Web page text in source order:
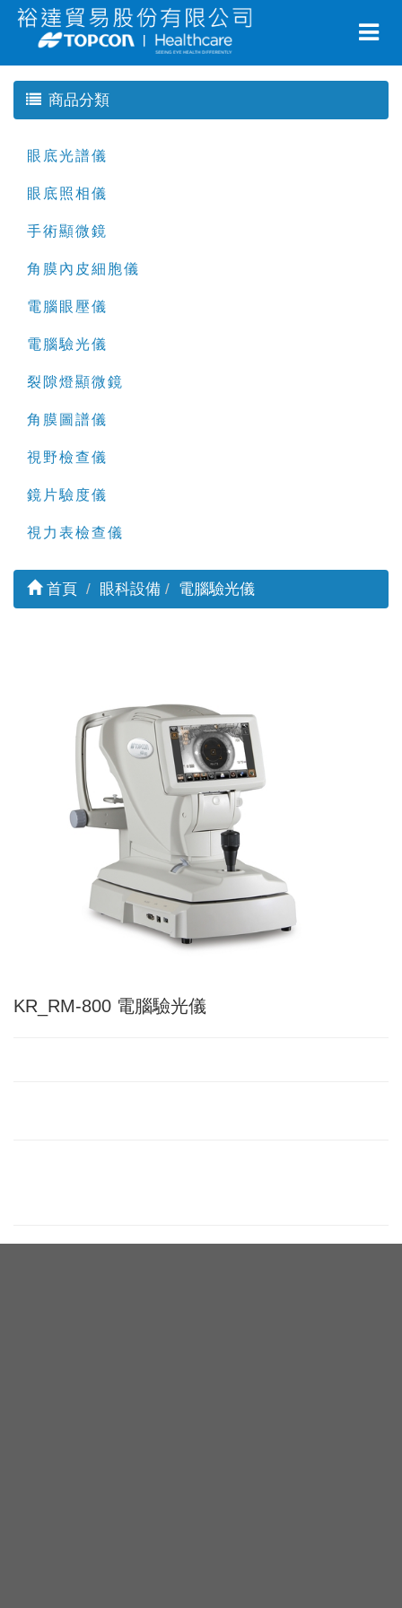
商品分類
眼底光譜儀
眼底照相儀
手術顯微鏡
角膜內皮細胞儀
電腦眼壓儀
電腦驗光儀
裂隙燈顯微鏡
角膜圖譜儀
視野檢查儀
鏡片驗度儀
視力表檢查儀
首頁 眼科設備 電腦驗光儀
KR_RM-800 電腦驗光儀